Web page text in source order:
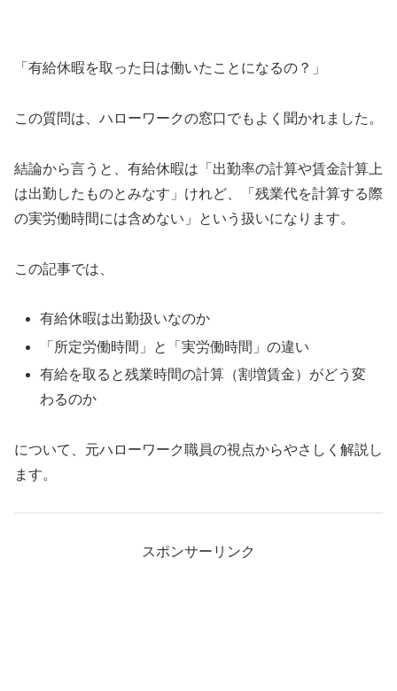
「有給休暇を取った日は働いたことになるの？」
この質問は、ハローワークの窓口でもよく聞かれました。
結論から言うと、有給休暇は「出勤率の計算や賃金計算上
は出勤したものとみなす」けれど、「残業代を計算する際
の実労働時間には含めない」という扱いになります。
この記事では、
有給休暇は出勤扱いなのか
「所定労働時間」と「実労働時間」の違い
有給を取ると残業時間の計算（割増賃金）がどう変
わるのか
について、元ハローワーク職員の視点からやさしく解説し
ます。
スポンサーリンク